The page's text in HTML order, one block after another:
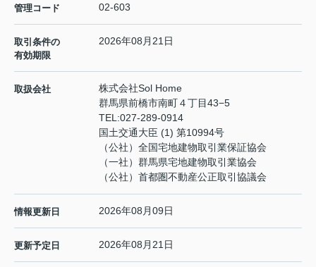
管理コード 02-603
取引条件の
有効期限
2026年08月21日
取扱会社
株式会社Sol Home
群馬県前橋市南町４丁目43−5
TEL:027-289-0914
国土交通大臣 (1) 第10994号
（公社）全国宅地建物取引業保証協会
（一社）群馬県宅地建物取引業協会
（公社）首都圏不動産公正取引協議会
情報更新日 2026年08月09日
更新予定日 2026年08月21日